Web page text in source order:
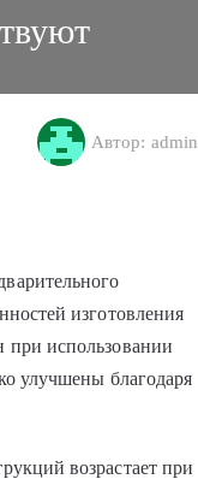
Автор: admin
изготовления
при использовании
улучшены благодаря
возрастает при